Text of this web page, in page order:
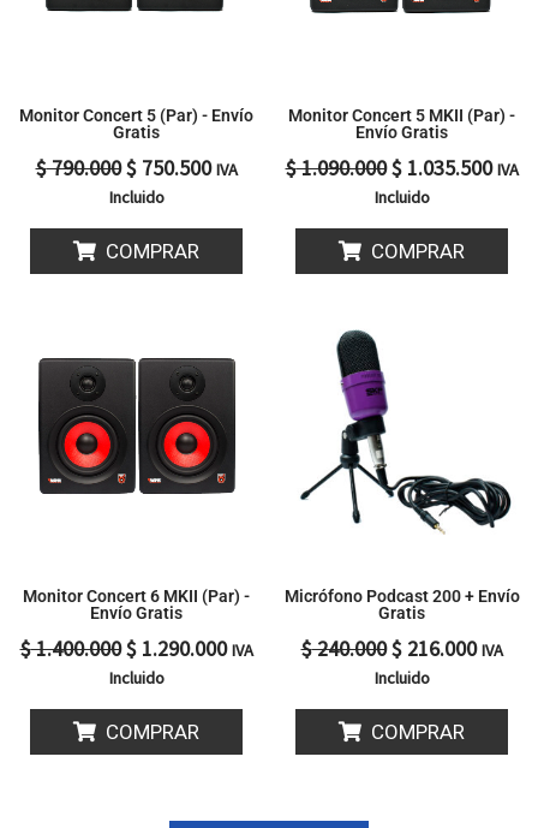
Monitor Concert 5 (Par) - Envío
Gratis
$790.000$750.500 IVA
Incluido
COMPRAR
Monitor Concert 5 MKII (Par) -
Envío Gratis
$1.090.000$1.035.500 IVA
Incluido
COMPRAR
Monitor Concert 6 MKII (Par) -
Envío Gratis
$1.400.000
original
era:
$ 1.400.000.
$1.290.000
actual
IVA
Incluido
COMPRAR
Micrófono Podcast 200 + Envío
Gratis
$240.000$216.000 IVA
Incluido
COMPRAR